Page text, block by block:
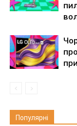
Популярні